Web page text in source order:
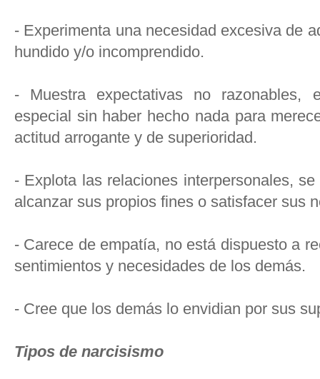
- Experimenta una necesidad excesiva de
hundido y/o incomprendido.
- Muestra expectativas no razonables,
especial sin haber hecho nada para
actitud arrogante y de superioridad.
- Explota las relaciones interpersonales,
alcanzar sus propios fines o satisfacer sus
- Carece de empatía, no está dispuesto a
sentimientos y necesidades de los demás.
- Cree que los demás lo envidian por sus
Tipos de narcisismo